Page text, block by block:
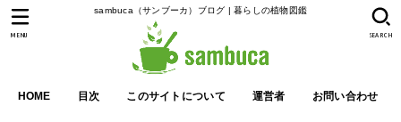
sambuca（サンブーカ）ブログ | 暮らしの植物図鑑
HOME 目次 このサイトについて 運営者 お問い合わせ
SEARCH
MENU